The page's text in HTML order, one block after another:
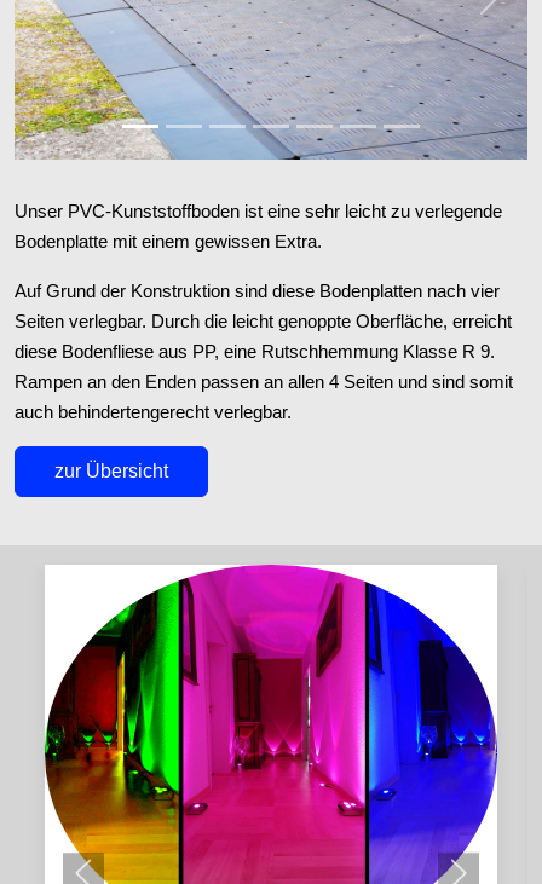
Zurück Weiter
Unser PVC-Kunststoffboden ist eine sehr leicht zu verlegende
Bodenplatte mit einem gewissen Extra.
Auf Grund der Konstruktion sind diese Bodenplatten nach vier
Seiten verlegbar. Durch die leicht genoppte Oberfläche, erreicht
diese Bodenfliese aus PP, eine Rutschhemmung Klasse R 9.
Rampen an den Enden passen an allen 4 Seiten und sind somit
auch behindertengerecht verlegbar.
zur Übersicht